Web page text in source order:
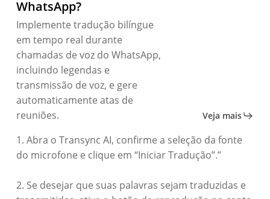
WhatsApp?
Implemente tradução bilíngue
em tempo real durante
chamadas de voz do WhatsApp,
incluindo legendas e
transmissão de voz, e gere
automaticamente atas de
reuniões.
Veja mais
1. Abra o Transync AI, confirme a seleção da fonte
do microfone e clique em “Iniciar Tradução”.”
2. Se desejar que suas palavras sejam traduzidas e